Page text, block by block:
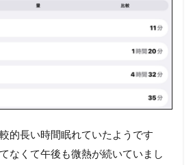
的長い時間眠れていたようです
なくて午後も微熱が続いていまし